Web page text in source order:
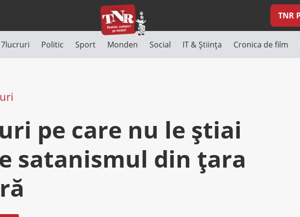
TNR
7lucruri Politic Sport Monden Social IT & Știința Cronica de film
pe care nu le știai
satanismul din țara